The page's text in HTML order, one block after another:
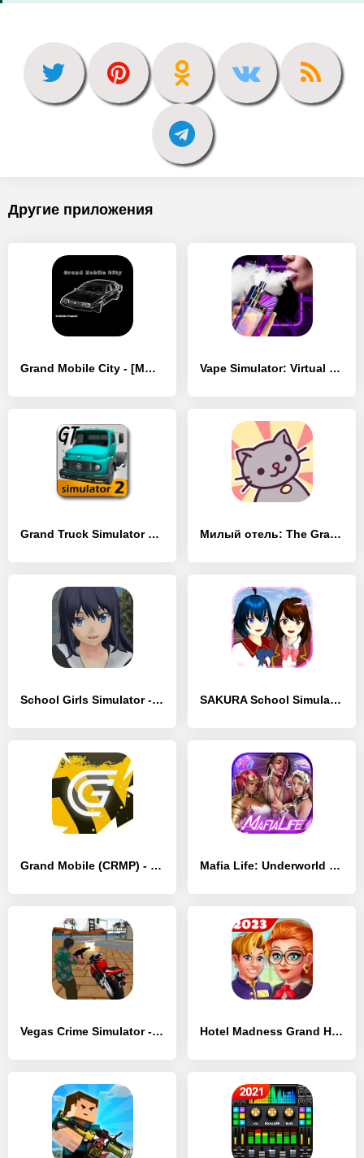
Другие приложения
Grand Mobile City - [MOD Бесконечные деньги] Vape Simulator: Virtual Prank - [MOD Бесконечные деньги]
Grand Truck Simulator 2 - [MOD Много монет] Милый отель: The Grand Meow - [MOD Много денег]
School Girls Simulator - [MOD Бесконечные деньги] SAKURA School Simulator - [MOD Бесконечные деньги]
Grand Mobile (CRMP) - [MOD Много денег] Mafia Life: Underworld - [MOD Бесконечные деньги]
Vegas Crime Simulator - [MOD Бесконечные деньги] Hotel Madness Grand Hotel - [MOD Бесконечные деньги]